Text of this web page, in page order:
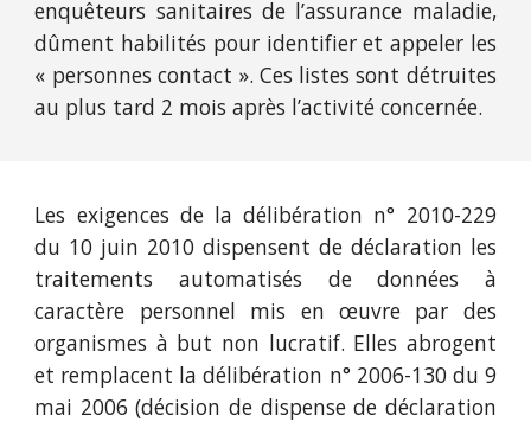
enquêteurs sanitaires de l’assurance maladie,
dûment habilités pour identifier et appeler les
« personnes contact ». Ces listes sont détruites
au plus tard 2 mois après l’activité concernée.
Les exigences de la délibération n° 2010-229
du 10 juin 2010 dispensent de déclaration les
traitements automatisés de données à
caractère personnel mis en œuvre par des
organismes à but non lucratif. Elles abrogent
et remplacent la délibération n° 2006-130 du 9
mai 2006 (décision de dispense de déclaration